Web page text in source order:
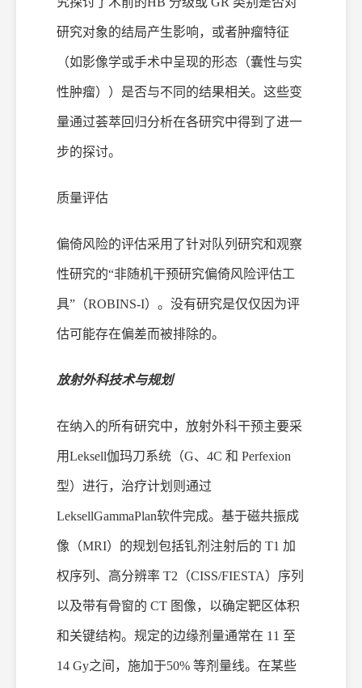
研究对象的结局产生影响，或者肿瘤特征
（如影像学或手术中呈现的形态（囊性与实
性肿瘤））是否与不同的结果相关。这些变
量通过荟萃回归分析在各研究中得到了进一
步的探讨。
质量评估
偏倚风险的评估采用了针对队列研究和观察
性研究的“非随机干预研究偏倚风险评估工
具”（ROBINS-I）。没有研究是仅仅因为评
估可能存在偏差而被排除的。
放射外科技术与规划
在纳入的所有研究中，放射外科干预主要采
用Leksell伽玛刀系统（G、4C 和 Perfexion
型）进行，治疗计划则通过
LeksellGammaPlan软件完成。基于磁共振成
像（MRI）的规划包括钆剂注射后的 T1 加
权序列、高分辨率 T2（CISS/FIESTA）序列
以及带有骨窗的 CT 图像，以确定靶区体积
和关键结构。规定的边缘剂量通常在 11 至
14 Gy之间，施加于50% 等剂量线。在某些